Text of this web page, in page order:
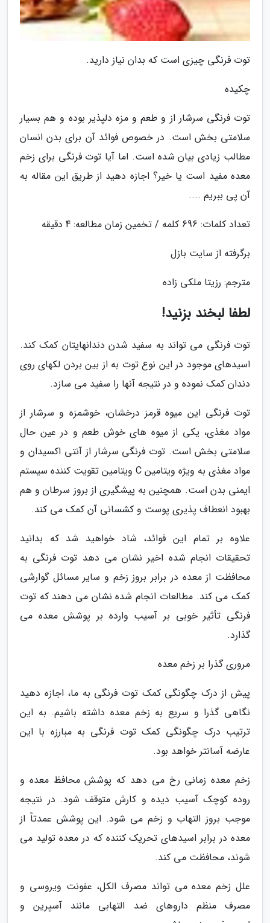
توت فرنگی چیزی است که بدان نیاز دارید.
چکیده
توت فرنگی سرشار از و طعم و مزه دلپذیر بوده و هم بسیار
سلامتی بخش است. در خصوص فوائد آن برای بدن انسان
مطالب زیادی بیان شده است. اما آیا توت فرنگی برای زخم
معده مفید است یا خیر؟ اجازه دهید از طریق این مقاله به
آن پی ببریم ....
تعداد کلمات: 696 کلمه / تخمین زمان مطالعه: 4 دقیقه
برگرفته از سایت بازل
مترجم: رزیتا ملکی زاده
لطفا لبخند بزنید!
توت فرنگی می تواند به سفید شدن دندانهایتان کمک کند.
اسیدهای موجود در این نوع توت به از بین بردن لکهای روی
دندان کمک نموده و در نتیجه آنها را سفید می سازد.
توت فرنگی این میوه قرمز درخشان، خوشمزه و سرشار از
مواد مغذی، یکی از میوه های خوش طعم و در عین حال
سلامتی بخش است. توت فرنگی سرشار از آنتی اکسیدان و
مواد مغذی به ویژه ویتامین C ویتامین تقویت کننده سیستم
ایمنی بدن است. همچنین به پیشگیری از بروز سرطان و هم
بهبود انعطاف پذیری پوست و کشسانی آن کمک می کند.
علاوه بر تمام این فوائد، شاد خواهید شد که بدانید
تحقیقات انجام شده اخیر نشان می دهد توت فرنگی به
محافظت از معده در برابر بروز زخم و سایر مسائل گوارشی
کمک می کند. مطالعات انجام شده نشان می دهند که توت
فرنگی تأثیر خوبی بر آسیب وارده بر پوشش معده می
گذارد.
مروری گذرا بر زخم معده
پیش از درک چگونگی کمک توت فرنگی به ما، اجازه دهید
نگاهی گذرا و سریع به زخم معده داشته باشیم. به این
ترتیب درک چگونگی کمک توت فرنگی به مبارزه با این
عارضه آسانتر خواهد بود.
زخم معده زمانی رخ می دهد که پوشش محافظ معده و
روده کوچک آسیب دیده و کارش متوقف شود. در نتیجه
موجب بروز التهاب و زخم می شود. این پوشش عمدتاً از
معده در برابر اسیدهای تحریک کننده که در معده تولید می
شوند، محافظت می کند.
علل زخم معده می تواند مصرف الکل، عفونت ویروسی و
مصرف منظم داروهای ضد التهابی مانند آسپرین و